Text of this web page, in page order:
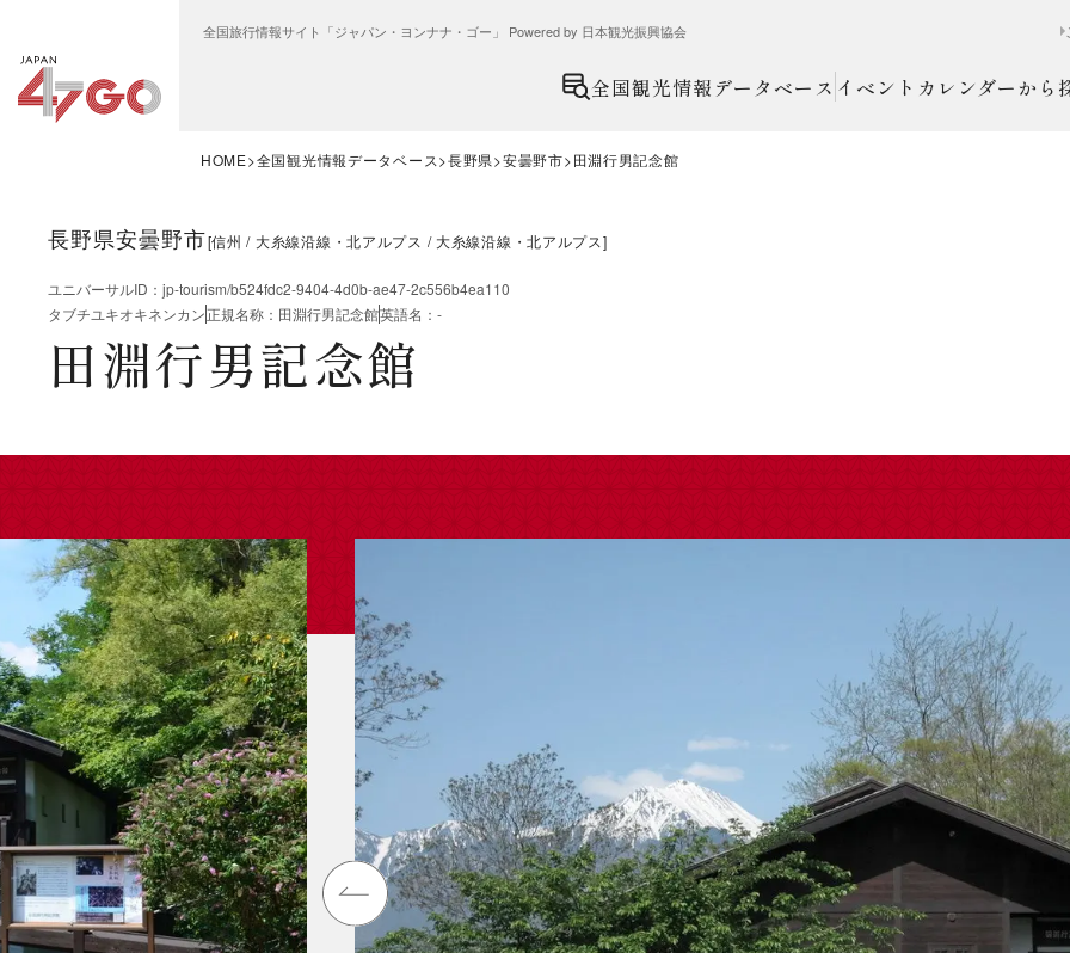
全国旅行情報サイト「ジャパン・ヨンナナ・ゴー」 Powered by 日本観光振興協会
全国観光情報データベース イベントカレンダーから
HOME 全国観光情報データベース 長野県 安曇野市 田淵行男記念館
長野県安曇野市[信州 大糸線沿線・北アルプス 大糸線沿線・北アルプス]
ユニバーサルID ： jp-tourism/b524fdc2-9404-4d0b-ae47-2c556b4ea110
タブチユキオキネンカン正規名称 ： 田淵行男記念館英語名 ： -
田淵行男記念館